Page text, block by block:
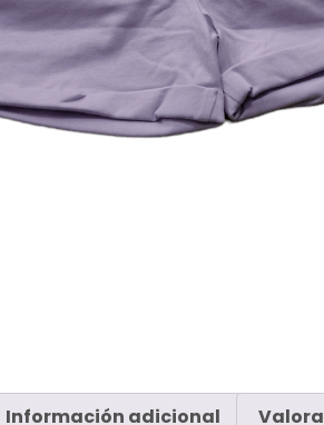
Información adicional